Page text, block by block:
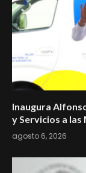
Inaugura
y Servicios a
agosto 6, 2026